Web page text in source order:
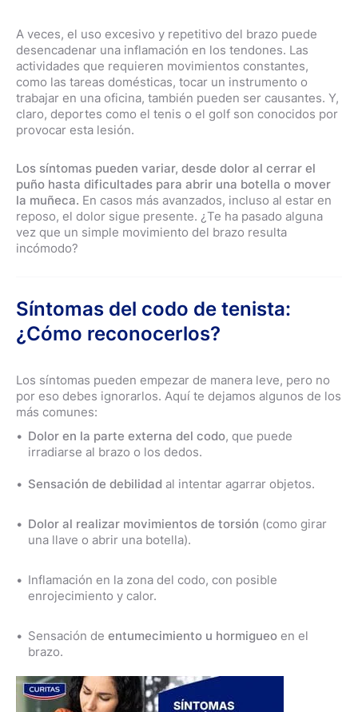
A veces, el uso excesivo y repetitivo del brazo puede
desencadenar una inflamación en los tendones. Las
actividades que requieren movimientos constantes,
como las tareas domésticas, tocar un instrumento o
trabajar en una oficina, también pueden ser causantes. Y,
claro, deportes como el tenis o el golf son conocidos por
provocar esta lesión.
Los síntomas pueden variar, desde dolor al cerrar el
puño hasta dificultades para abrir una botella o mover
la muñeca. En casos más avanzados, incluso al estar en
reposo, el dolor sigue presente. ¿Te ha pasado alguna
vez que un simple movimiento del brazo resulta
incómodo?
Síntomas del codo de tenista:
¿Cómo reconocerlos?
Los síntomas pueden empezar de manera leve, pero no
por eso debes ignorarlos. Aquí te dejamos algunos de los
más comunes:
Dolor en la parte externa del codo, que puede
irradiarse al brazo o los dedos.
Sensación de debilidad al intentar agarrar objetos.
Dolor al realizar movimientos de torsión (como girar
una llave o abrir una botella).
Inflamación en la zona del codo, con posible
enrojecimiento y calor.
Sensación de entumecimiento u hormigueo en el
brazo.